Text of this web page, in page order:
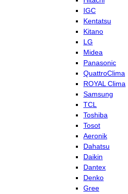
IGC
Kentatsu
Kitano
LG
Midea
Panasonic
QuattroClima
ROYAL Clima
Samsung
TCL
Toshiba
Tosot
Aeronik
Dahatsu
Daikin
Dantex
Denko
Gree